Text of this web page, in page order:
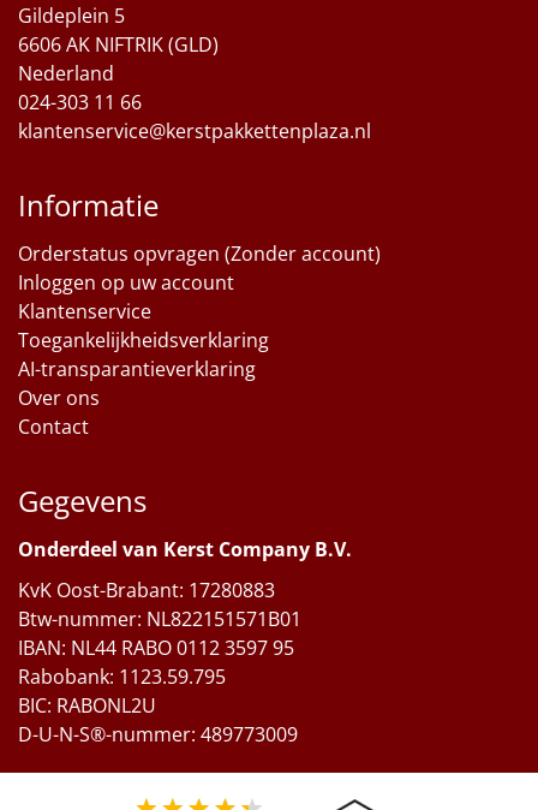
Gildeplein 5
6606 AK NIFTRIK (GLD)
Nederland
024-303 11 66
klantenservice@kerstpakkettenplaza.nl
Informatie
Orderstatus opvragen (Zonder account)
Inloggen op uw account
Klantenservice
Toegankelijkheidsverklaring
AI-transparantieverklaring
Over ons
Contact
Gegevens
Onderdeel van Kerst Company B.V.
KvK Oost-Brabant: 17280883
Btw-nummer: NL822151571B01
IBAN: NL44 RABO 0112 3597 95
Rabobank: 1123.59.795
BIC: RABONL2U
D-U-N-S®-nummer: 489773009